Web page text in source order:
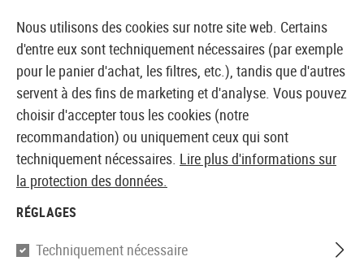
BOUTIQUE ET GROSSISTE EUROPÉEN AIRSOFT
Accueil Accessoires d'Airsoft Chargeurs GBB
KJ Works
Nous utilisons des cookies sur notre site web. Certains
d'entre eux sont techniquement nécessaires (par exemple
pour le panier d'achat, les filtres, etc.), tandis que d'autres
servent à des fins de marketing et d'analyse. Vous pouvez
choisir d'accepter tous les cookies (notre
recommandation) ou uniquement ceux qui sont
techniquement nécessaires. Lire plus d'informations sur
la protection des données.
RÉGLAGES
Techniquement nécessaire